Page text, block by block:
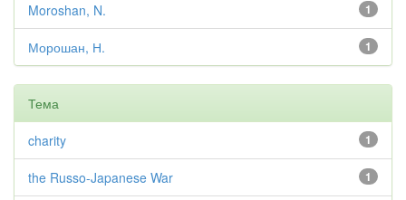
1
Moroshan, N.
1
Морошан, Н.
Тема
1
charity
1
the Russo-Japanese War